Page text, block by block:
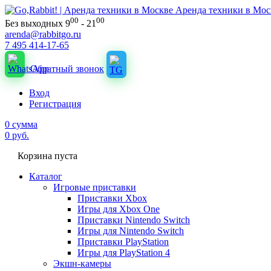
Аренда техники в
Без выходных 900 - 21 00
arenda@rabbitgo.ru
7 495 414-17-65
Обратный звонок
Вход
Регистрация
0 сумма
0 руб.
Корзина пуста
Каталог
Игровые приставки
Приставки Xbox
Игры для Xbox One
Приставки Nintendo Switch
Игры для Nintendo Switch
Приставки PlayStation
Игры для PlayStation 4
Экшн-камеры